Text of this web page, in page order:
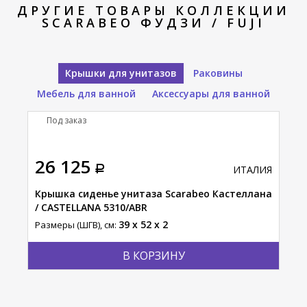
ДРУГИЕ ТОВАРЫ КОЛЛЕКЦИИ
SCARABEO ФУДЗИ / FUJI
Крышки для унитазов
Раковины
Мебель для ванной
Аксессуары для ванной
26 125
В КОРЗИНУ
ИТАЛИЯ
Крышка сиденье унитаза Scarabeo Кастеллана
/ CASTELLANA 5310/ABR
Размеры (ШГВ), см: 39 x 52 x 2
Под заказ